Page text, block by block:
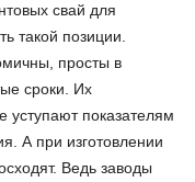
свай для
такой позиции.
просты в
сроки. Их
уступают показателям
А при изготовлении
Ведь заводы